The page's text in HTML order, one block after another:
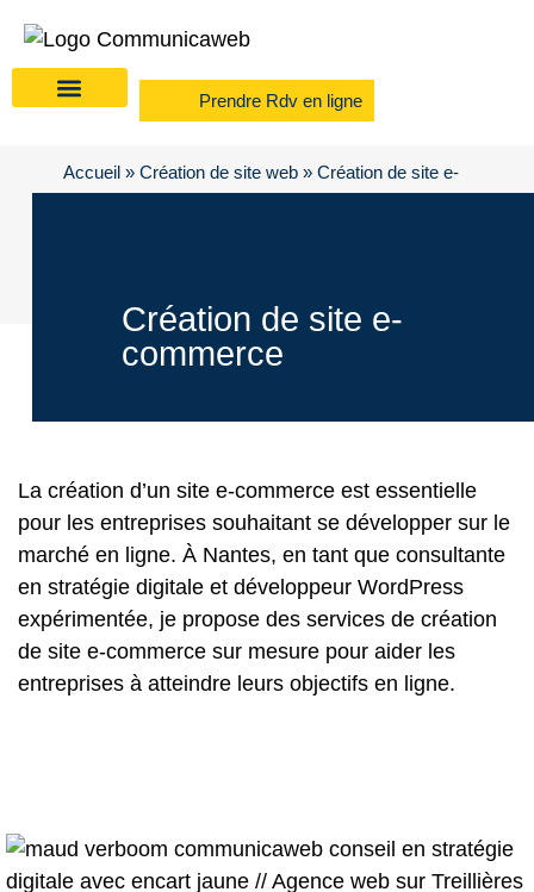
Prendre Rdv en ligne
Accueil» Création de site web» Création de site e-
commerce
Création de site e-
commerce
La création d’un site e-commerce est essentielle
pour les entreprises souhaitant se développer sur le
marché en ligne. À Nantes, en tant que consultante
en stratégie digitale et développeur WordPress
expérimentée, je propose des services de création
de site e-commerce sur mesure pour aider les
entreprises à atteindre leurs objectifs en ligne.